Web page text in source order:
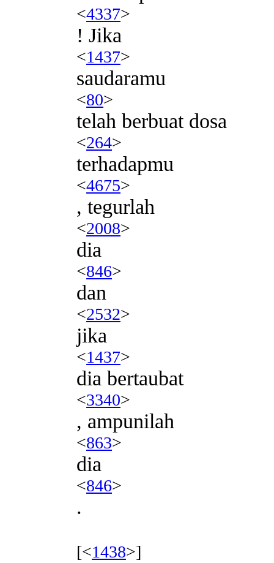
<4337>
! Jika
<1437>
saudaramu
<80>
telah berbuat dosa
<264>
terhadapmu
<4675>
, tegurlah
<2008>
dia
<846>
dan
<2532>
jika
<1437>
dia bertaubat
<3340>
, ampunilah
<863>
dia
<846>
.
[<1438>]